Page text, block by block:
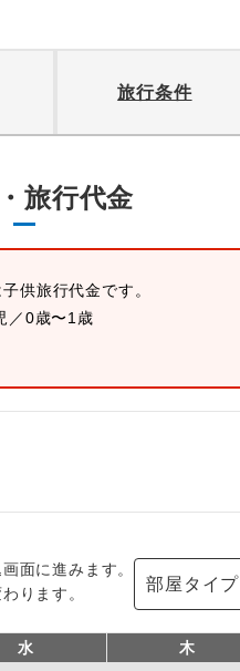
旅行条件
旅行代金
供旅行代金です。
／0歳〜1歳
面に進みます。
ります。
部屋タイプ
水 木